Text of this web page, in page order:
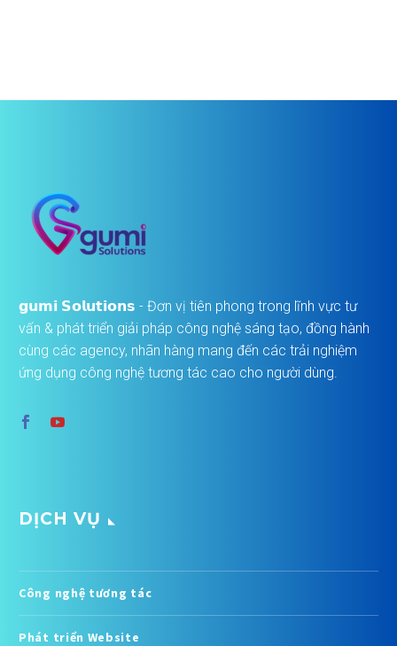
𝗴𝘂𝗺𝗶 𝗦𝗼𝗹𝘂𝘁𝗶𝗼𝗻𝘀 - Đơn vị tiên phong trong lĩnh vực tư
vấn & phát triển giải pháp công nghệ sáng tạo, đồng hành
cùng các agency, nhãn hàng mang đến các trải nghiệm
ứng dụng công nghệ tương tác cao cho người dùng.
DỊCH VỤ
Công nghệ tương tác
Phát triển Website